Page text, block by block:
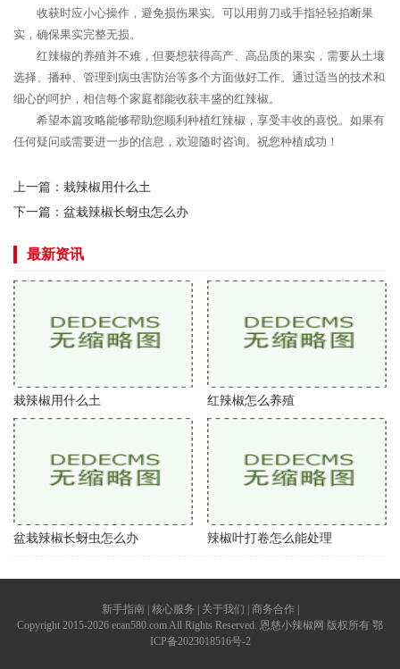
收获时应小心操作，避免损伤果实。可以用剪刀或手指轻轻掐断果
实，确保果实完整无损。
红辣椒的养殖并不难，但要想获得高产、高品质的果实，需要从土壤
选择、播种、管理到病虫害防治等多个方面做好工作。通过适当的技术和
细心的呵护，相信每个家庭都能收获丰盛的红辣椒。
希望本篇攻略能够帮助您顺利种植红辣椒，享受丰收的喜悦。如果有
任何疑问或需要进一步的信息，欢迎随时咨询。祝您种植成功！
上一篇： 栽辣椒用什么土
下一篇： 盆栽辣椒长蚜虫怎么办
最新资讯
栽辣椒用什么土 红辣椒怎么养殖
盆栽辣椒长蚜虫怎么办 辣椒叶打卷怎么能处理
新手指南 | 核心服务 | 关于我们 | 商务合作 |
Copyright 2015-2026 ecan580.com All Rights Reserved. 恩慈小辣椒网 版权所有 鄂
ICP备2023018516号-2